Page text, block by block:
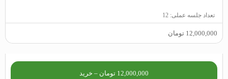
تعداد جلسه عملی: 12
12,000,000‬ تومان
12,000,000 تومان – خرید